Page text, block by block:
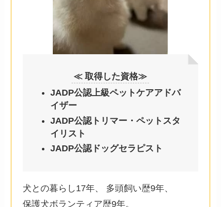
≪ 取得した資格≫
JADP公認上級ペットケアアドバ
イザー
JADP公認トリマー・ペットスタ
イリスト
JADP公認ドッグセラピスト
犬との暮らし17年、 多頭飼い歴9年、
保護犬ボランティア歴9年。